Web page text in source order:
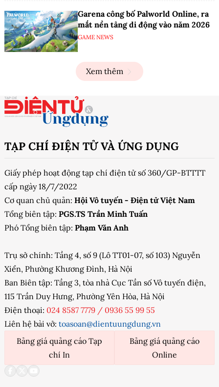
Garena công bố Palworld Online, ra
mắt nền tảng di động vào năm 2026
GAME NEWS
Xem thêm
TẠP CHÍ ĐIỆN TỬ VÀ ỨNG DỤNG
Giấy phép hoạt động tạp chí điện tử số 360/GP-BTTTT
cấp ngày 18/7/2022
Cơ quan chủ quản: Hội Vô tuyến - Điện tử Việt Nam
Tổng biên tập: PGS.TS Trần Minh Tuấn
Phó Tổng biên tập: Phạm Văn Anh
Trụ sở chính: Tầng 4, số 9 (Lô TT01-07, số 103) Nguyễn
Xiển, Phường Khương Đình, Hà Nội
Ban Biên tập: Tầng 3, tòa nhà Cục Tần số Vô tuyến điện,
115 Trần Duy Hưng, Phường Yên Hòa, Hà Nội
Điện thoại: 024 8587 7779 / 0936 55 99 55
Liên hệ bài vở: toasoan@dientuungdung.vn
Bảng giá quảng cáo Tạp
chí In
Bảng giá quảng cáo
Online